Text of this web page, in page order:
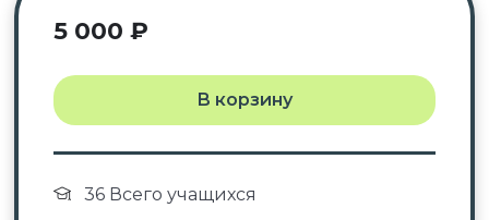
5 000 ₽
В корзину
36 Всего учащихся